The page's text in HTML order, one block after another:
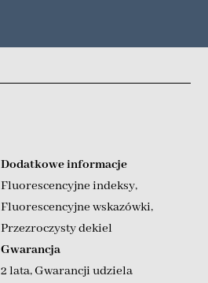
Dodatkowe informacje
Fluorescencyjne indeksy,
Fluorescencyjne wskazówki,
Przezroczysty dekiel
Gwarancja
2 lata, Gwarancji udziela